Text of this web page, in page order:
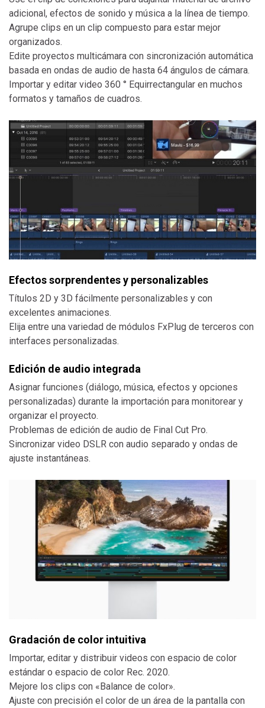
adicional, efectos de sonido y música a la línea de tiempo.
Agrupe clips en un clip compuesto para estar mejor
organizados.
Edite proyectos multicámara con sincronización automática
basada en ondas de audio de hasta 64 ángulos de cámara.
Importar y editar video 360 ° Equirrectangular en muchos
formatos y tamaños de cuadros.
Efectos sorprendentes y personalizables
Títulos 2D y 3D fácilmente personalizables y con
excelentes animaciones.
Elija entre una variedad de módulos FxPlug de terceros con
interfaces personalizadas.
Edición de audio integrada
Asignar funciones (diálogo, música, efectos y opciones
personalizadas) durante la importación para monitorear y
organizar el proyecto.
Problemas de edición de audio de Final Cut Pro.
Sincronizar video DSLR con audio separado y ondas de
ajuste instantáneas.
Gradación de color intuitiva
Importar, editar y distribuir videos con espacio de color
estándar o espacio de color Rec. 2020.
Mejore los clips con «Balance de color».
Ajuste con precisión el color de un área de la pantalla con